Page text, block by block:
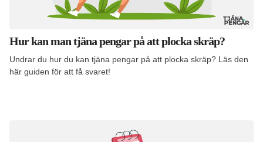
Hur kan man tjäna pengar på att plocka skräp?
Undrar du hur du kan tjäna pengar på att plocka skräp? Läs den
här guiden för att få svaret!